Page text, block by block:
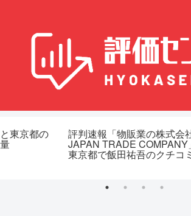
東京都の 評判速報「物販業の株式会
JAPAN TRADE COMPANY
東京都で飯田祐吾のクチコミ